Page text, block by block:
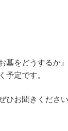
墓をどうするか
予定です。
ひお聞きください